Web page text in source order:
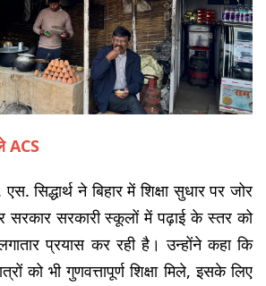
ACS
सिद्धार्थ ने बिहार में शिक्षा सुधार पर जोर
सरकार सरकारी स्कूलों में पढ़ाई के स्तर को
प्रयास कर रही है। उन्होंने कहा कि
को भी गुणवत्तापूर्ण शिक्षा मिले, इसके लिए